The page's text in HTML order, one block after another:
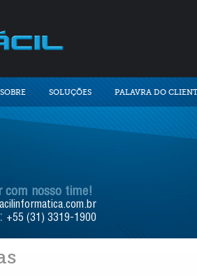
SOBRE SOLUÇÕES PALAVRA DO
com nosso time!
+55 (31) 3319-1900